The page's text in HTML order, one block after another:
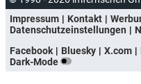
Impressum
Kontakt
Datenschutzeinstellungen
Facebook
Bluesky X.com
Dark-Mode